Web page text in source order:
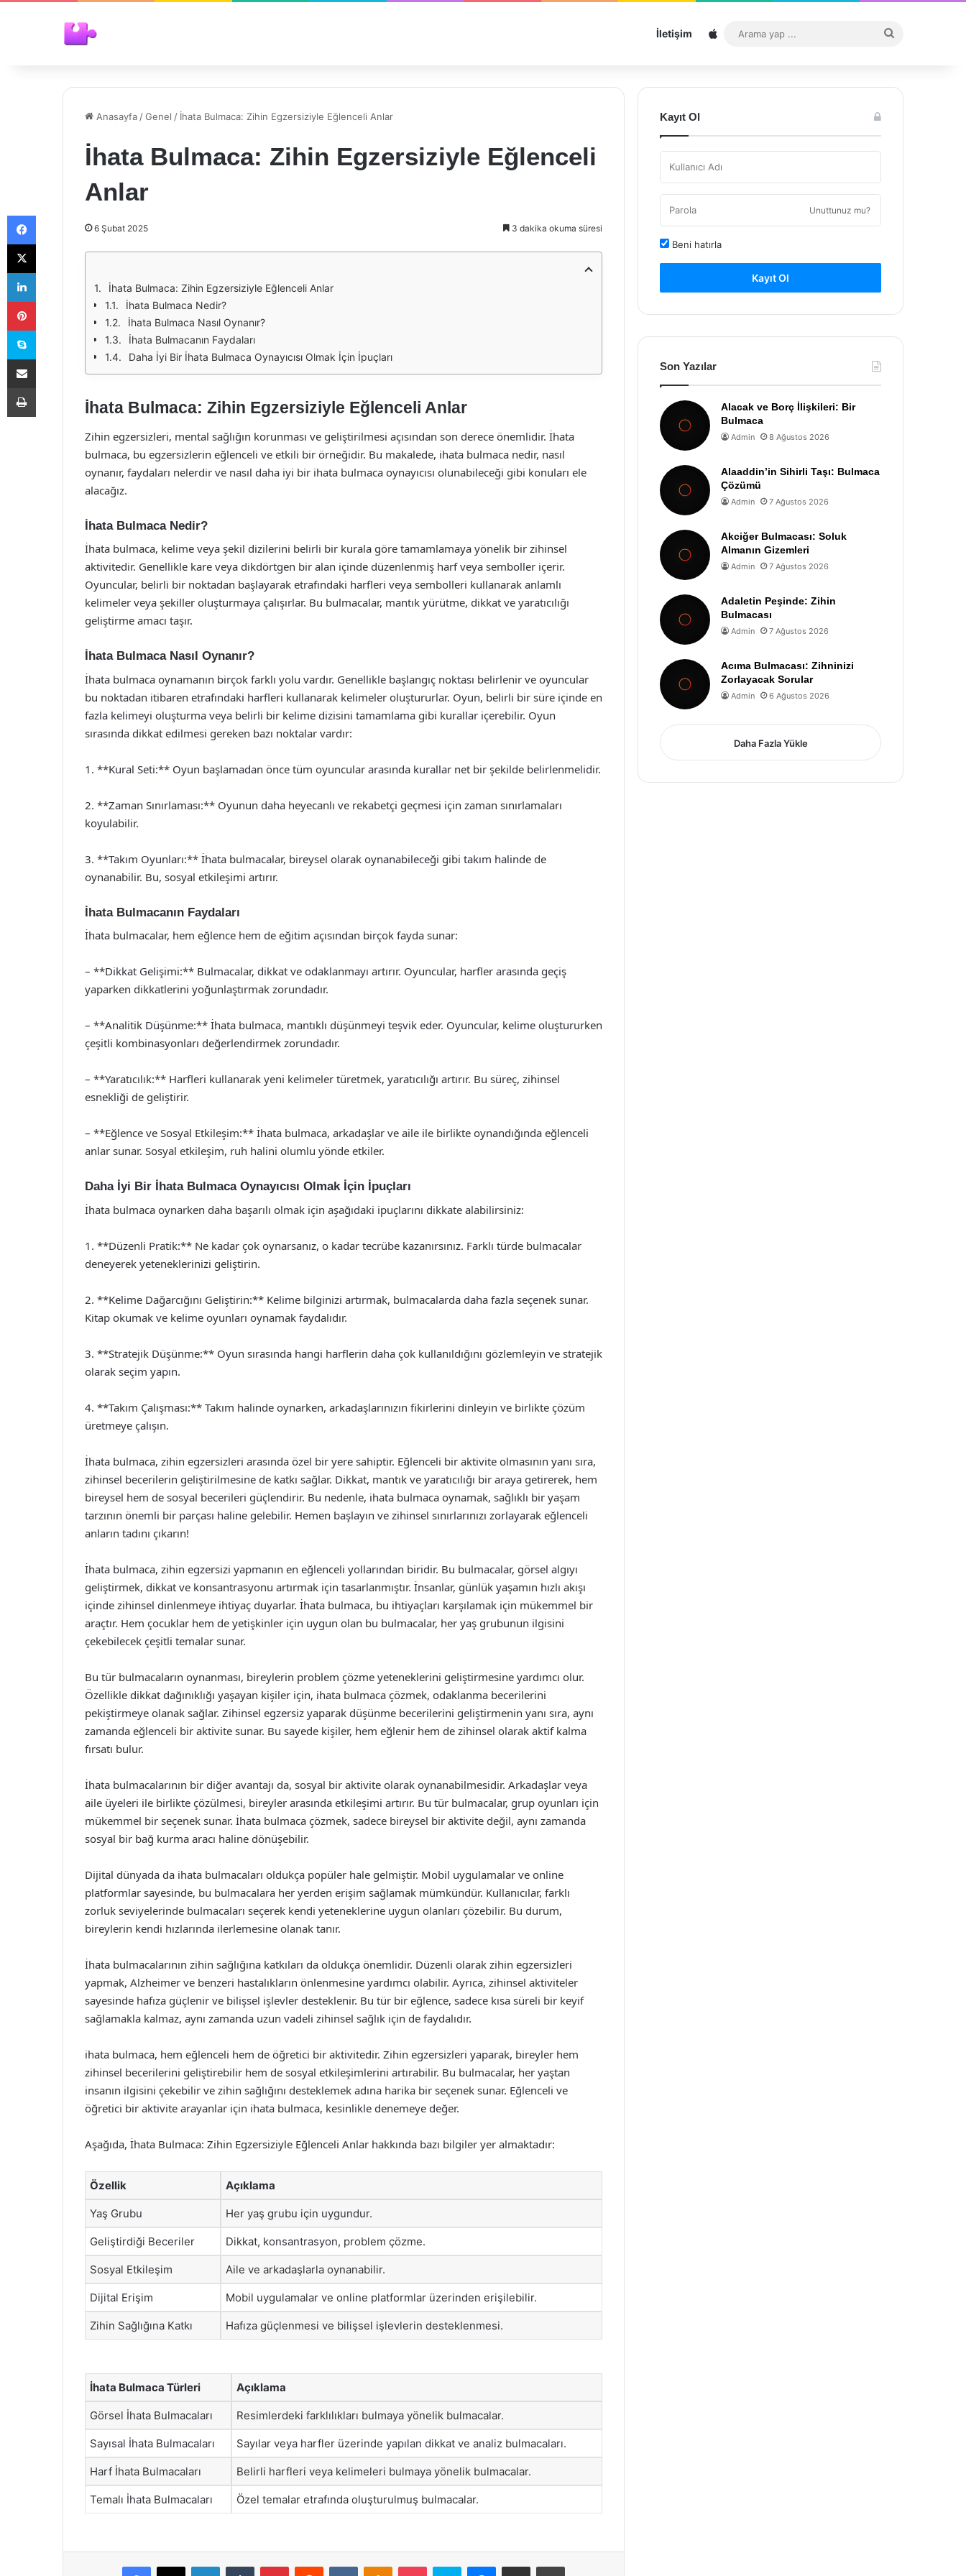
İletişim Sitemap
...
Anasayfa /Genel / İhata Bulmaca: Zihin Egzersiziyle Eğlenceli Anlar
İhata Bulmaca: Zihin Egzersiziyle Eğlenceli
Anlar
6 Şubat 2025 3 dakika okuma süresi
İhata Bulmaca: Zihin Egzersiziyle Eğlenceli Anlar
İhata Bulmaca Nedir?
İhata Bulmaca Nasıl Oynanır?
İhata Bulmacanın Faydaları
Daha İyi Bir İhata Bulmaca Oynayıcısı Olmak İçin İpuçları
İhata Bulmaca: Zihin Egzersiziyle Eğlenceli Anlar
Zihin egzersizleri, mental sağlığın korunması ve geliştirilmesi açısından son derece önemlidir. İhata
bulmaca, bu egzersizlerin eğlenceli ve etkili bir örneğidir. Bu makalede, ihata bulmaca nedir, nasıl
oynanır, faydaları nelerdir ve nasıl daha iyi bir ihata bulmaca oynayıcısı olunabileceği gibi konuları ele
alacağız.
İhata Bulmaca Nedir?
İhata bulmaca, kelime veya şekil dizilerini belirli bir kurala göre tamamlamaya yönelik bir zihinsel
aktivitedir. Genellikle kare veya dikdörtgen bir alan içinde düzenlenmiş harf veya semboller içerir.
Oyuncular, belirli bir noktadan başlayarak etrafındaki harfleri veya sembolleri kullanarak anlamlı
kelimeler veya şekiller oluşturmaya çalışırlar. Bu bulmacalar, mantık yürütme, dikkat ve yaratıcılığı
geliştirme amacı taşır.
İhata Bulmaca Nasıl Oynanır?
İhata bulmaca oynamanın birçok farklı yolu vardır. Genellikle başlangıç noktası belirlenir ve oyuncular
bu noktadan itibaren etrafındaki harfleri kullanarak kelimeler oluştururlar. Oyun, belirli bir süre içinde en
fazla kelimeyi oluşturma veya belirli bir kelime dizisini tamamlama gibi kurallar içerebilir. Oyun
sırasında dikkat edilmesi gereken bazı noktalar vardır:
1. **Kural Seti:** Oyun başlamadan önce tüm oyuncular arasında kurallar net bir şekilde belirlenmelidir.
2. **Zaman Sınırlaması:** Oyunun daha heyecanlı ve rekabetçi geçmesi için zaman sınırlamaları
koyulabilir.
3. **Takım Oyunları:** İhata bulmacalar, bireysel olarak oynanabileceği gibi takım halinde de
oynanabilir. Bu, sosyal etkileşimi artırır.
İhata Bulmacanın Faydaları
İhata bulmacalar, hem eğlence hem de eğitim açısından birçok fayda sunar:
– **Dikkat Gelişimi:** Bulmacalar, dikkat ve odaklanmayı artırır. Oyuncular, harfler arasında geçiş
yaparken dikkatlerini yoğunlaştırmak zorundadır.
– **Analitik Düşünme:** İhata bulmaca, mantıklı düşünmeyi teşvik eder. Oyuncular, kelime oluştururken
çeşitli kombinasyonları değerlendirmek zorundadır.
– **Yaratıcılık:** Harfleri kullanarak yeni kelimeler türetmek, yaratıcılığı artırır. Bu süreç, zihinsel
esnekliği de geliştirir.
– **Eğlence ve Sosyal Etkileşim:** İhata bulmaca, arkadaşlar ve aile ile birlikte oynandığında eğlenceli
anlar sunar. Sosyal etkileşim, ruh halini olumlu yönde etkiler.
Daha İyi Bir İhata Bulmaca Oynayıcısı Olmak İçin İpuçları
İhata bulmaca oynarken daha başarılı olmak için aşağıdaki ipuçlarını dikkate alabilirsiniz:
1. **Düzenli Pratik:** Ne kadar çok oynarsanız, o kadar tecrübe kazanırsınız. Farklı türde bulmacalar
deneyerek yeteneklerinizi geliştirin.
2. **Kelime Dağarcığını Geliştirin:** Kelime bilginizi artırmak, bulmacalarda daha fazla seçenek sunar.
Kitap okumak ve kelime oyunları oynamak faydalıdır.
3. **Stratejik Düşünme:** Oyun sırasında hangi harflerin daha çok kullanıldığını gözlemleyin ve stratejik
olarak seçim yapın.
4. **Takım Çalışması:** Takım halinde oynarken, arkadaşlarınızın fikirlerini dinleyin ve birlikte çözüm
üretmeye çalışın.
İhata bulmaca, zihin egzersizleri arasında özel bir yere sahiptir. Eğlenceli bir aktivite olmasının yanı sıra,
zihinsel becerilerin geliştirilmesine de katkı sağlar. Dikkat, mantık ve yaratıcılığı bir araya getirerek, hem
bireysel hem de sosyal becerileri güçlendirir. Bu nedenle, ihata bulmaca oynamak, sağlıklı bir yaşam
tarzının önemli bir parçası haline gelebilir. Hemen başlayın ve zihinsel sınırlarınızı zorlayarak eğlenceli
anların tadını çıkarın!
İhata bulmaca, zihin egzersizi yapmanın en eğlenceli yollarından biridir. Bu bulmacalar, görsel algıyı
geliştirmek, dikkat ve konsantrasyonu artırmak için tasarlanmıştır. İnsanlar, günlük yaşamın hızlı akışı
içinde zihinsel dinlenmeye ihtiyaç duyarlar. İhata bulmaca, bu ihtiyaçları karşılamak için mükemmel bir
araçtır. Hem çocuklar hem de yetişkinler için uygun olan bu bulmacalar, her yaş grubunun ilgisini
çekebilecek çeşitli temalar sunar.
Bu tür bulmacaların oynanması, bireylerin problem çözme yeteneklerini geliştirmesine yardımcı olur.
Özellikle dikkat dağınıklığı yaşayan kişiler için, ihata bulmaca çözmek, odaklanma becerilerini
pekiştirmeye olanak sağlar. Zihinsel egzersiz yaparak düşünme becerilerini geliştirmenin yanı sıra, aynı
zamanda eğlenceli bir aktivite sunar. Bu sayede kişiler, hem eğlenir hem de zihinsel olarak aktif kalma
fırsatı bulur.
İhata bulmacalarının bir diğer avantajı da, sosyal bir aktivite olarak oynanabilmesidir. Arkadaşlar veya
aile üyeleri ile birlikte çözülmesi, bireyler arasında etkileşimi artırır. Bu tür bulmacalar, grup oyunları için
mükemmel bir seçenek sunar. İhata bulmaca çözmek, sadece bireysel bir aktivite değil, aynı zamanda
sosyal bir bağ kurma aracı haline dönüşebilir.
Dijital dünyada da ihata bulmacaları oldukça popüler hale gelmiştir. Mobil uygulamalar ve online
platformlar sayesinde, bu bulmacalara her yerden erişim sağlamak mümkündür. Kullanıcılar, farklı
zorluk seviyelerinde bulmacaları seçerek kendi yeteneklerine uygun olanları çözebilir. Bu durum,
bireylerin kendi hızlarında ilerlemesine olanak tanır.
İhata bulmacalarının zihin sağlığına katkıları da oldukça önemlidir. Düzenli olarak zihin egzersizleri
yapmak, Alzheimer ve benzeri hastalıkların önlenmesine yardımcı olabilir. Ayrıca, zihinsel aktiviteler
sayesinde hafıza güçlenir ve bilişsel işlevler desteklenir. Bu tür bir eğlence, sadece kısa süreli bir keyif
sağlamakla kalmaz, aynı zamanda uzun vadeli zihinsel sağlık için de faydalıdır.
ihata bulmaca, hem eğlenceli hem de öğretici bir aktivitedir. Zihin egzersizleri yaparak, bireyler hem
zihinsel becerilerini geliştirebilir hem de sosyal etkileşimlerini artırabilir. Bu bulmacalar, her yaştan
insanın ilgisini çekebilir ve zihin sağlığını desteklemek adına harika bir seçenek sunar. Eğlenceli ve
öğretici bir aktivite arayanlar için ihata bulmaca, kesinlikle denemeye değer.
Aşağıda, İhata Bulmaca: Zihin Egzersiziyle Eğlenceli Anlar hakkında bazı bilgiler yer almaktadır:
Özellik Açıklama
Yaş Grubu Her yaş grubu için uygundur.
Geliştirdiği Beceriler Dikkat, konsantrasyon, problem çözme.
Sosyal Etkileşim Aile ve arkadaşlarla oynanabilir.
Dijital Erişim Mobil uygulamalar ve online platformlar üzerinden erişilebilir.
Zihin Sağlığına Katkı Hafıza güçlenmesi ve bilişsel işlevlerin desteklenmesi.
İhata Bulmaca Türleri Açıklama
Görsel İhata Bulmacaları Resimlerdeki farklılıkları bulmaya yönelik bulmacalar.
Sayısal İhata Bulmacaları Sayılar veya harfler üzerinde yapılan dikkat ve analiz bulmacaları.
Harf İhata Bulmacaları Belirli harfleri veya kelimeleri bulmaya yönelik bulmacalar.
Temalı İhata Bulmacaları Özel temalar etrafında oluşturulmuş bulmacalar.
Facebook
X LinkedInTumblr PinterestReddit VKontakteOdnoklassniki
Pocket Skype Messenger
E-Posta ile paylaş Yazdır
Kayıt Ol
Unuttunuz mu?
Beni hatırla
Kayıt Ol
Son Yazılar
Alacak ve Borç İlişkileri: Bir
Bulmaca
Admin 8 Ağustos 2026
Alaaddin’in Sihirli Taşı: Bulmaca
Çözümü
Admin 7 Ağustos 2026
Akciğer Bulmacası: Soluk
Almanın Gizemleri
Admin 7 Ağustos 2026
Adaletin Peşinde: Zihin
Bulmacası
Admin 7 Ağustos 2026
Acıma Bulmacası: Zihninizi
Zorlayacak Sorular
Admin 6 Ağustos 2026
Daha Fazla Yükle
Facebook
X
LinkedIn
Pinterest
Skype
E-Posta ile paylaş